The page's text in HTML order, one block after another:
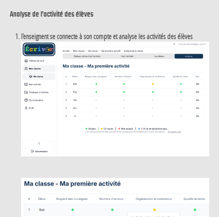
Analyse de l’activité des élèves
l’enseignent se connecte à son compte et analyse les activités des élèves